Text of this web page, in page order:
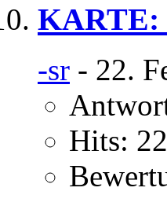
KARTE:
-sr - 22.
Hits: